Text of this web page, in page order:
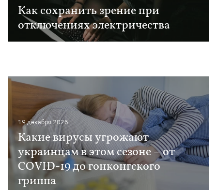
Как сохранить зрение при
отключениях электричества
19 декабря 2025
Какие вирусы угрожают
украинцам в этом сезоне – от
COVID-19 до гонконгского
гриппа